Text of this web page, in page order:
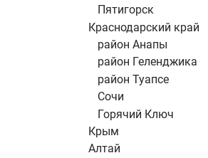
Пятигорск
Краснодарский край
район Анапы
район Геленджика
район Туапсе
Сочи
Горячий Ключ
Крым
Алтай